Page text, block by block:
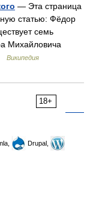
— Эта страница
статью: Фёдор
семь
Михайловича
Википедия
18+
Drupal,